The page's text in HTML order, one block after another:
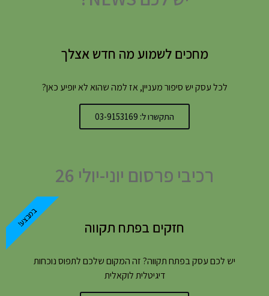
מחכים לשמוע מה חדש אצלך
לכל עסק יש סיפור מעניין, אז למה שהוא לא יופיע כאן?
התקשרו ל: 03-9153169
רכיבי פרסום יוני-יולי 26
חזקים בפתח תקווה
יש לכם עסק בפתח תקווה? זה המקום שלכם לתפוס נוכחות
דיגיטלית לוקאלית
במבצע!